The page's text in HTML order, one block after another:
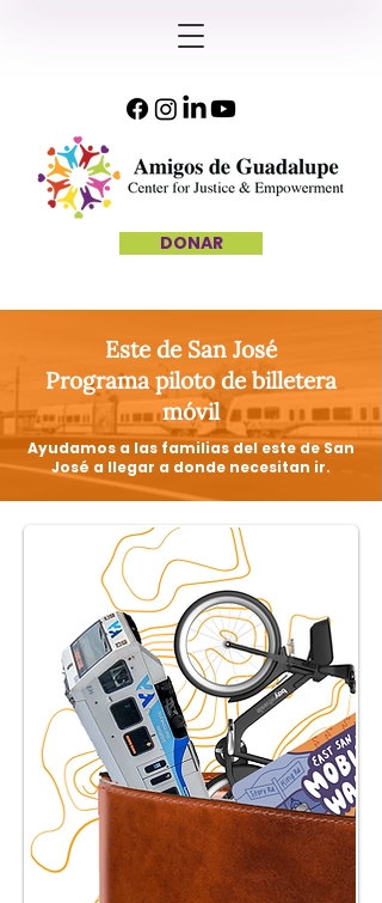
DONAR
Este de San José
Programa piloto de billetera
móvil
Ayudamos a las familias del este de San
José a llegar a donde necesitan ir.